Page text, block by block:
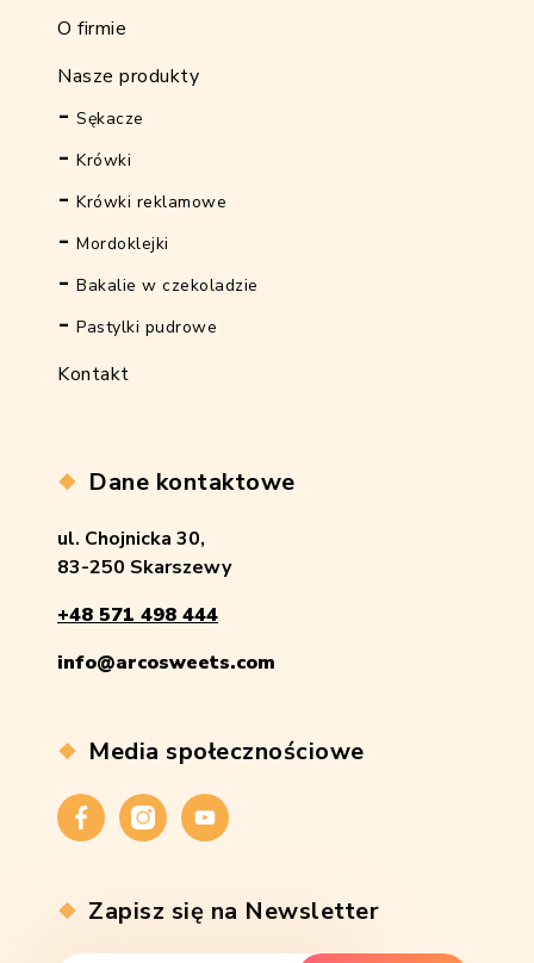
O firmie
Nasze produkty
Sękacze
Krówki
Krówki reklamowe
Mordoklejki
Bakalie w czekoladzie
Pastylki pudrowe
Kontakt
Dane kontaktowe
ul. Chojnicka 30,
83-250 Skarszewy
+48 571 498 444
info@arcosweets.com
Media społecznościowe
FacebookInstagramYouTube
Zapisz się na Newsletter